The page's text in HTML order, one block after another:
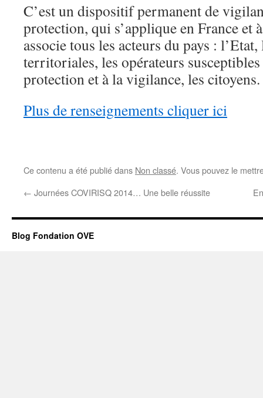
C’est un dispositif permanent de
protection, qui s’applique en France et
associe tous les acteurs du pays :
territoriales, les opérateurs
protection et à la vigilance, les citoyens.
Plus de renseignements cliquer ici
Ce contenu a été publié dans Non classé. Vous pouvez le
← Journées COVIRISQ 2014… Une belle réussite
Blog Fondation OVE